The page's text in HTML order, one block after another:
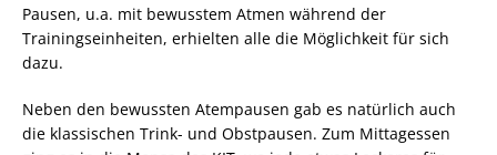
Pausen, u.a. mit bewusstem Atmen während der
Trainingseinheiten, erhielten alle die Möglichkeit für sich
dazu.
Neben den bewussten Atempausen gab es natürlich auch
die klassischen Trink- und Obstpausen. Zum Mittagessen